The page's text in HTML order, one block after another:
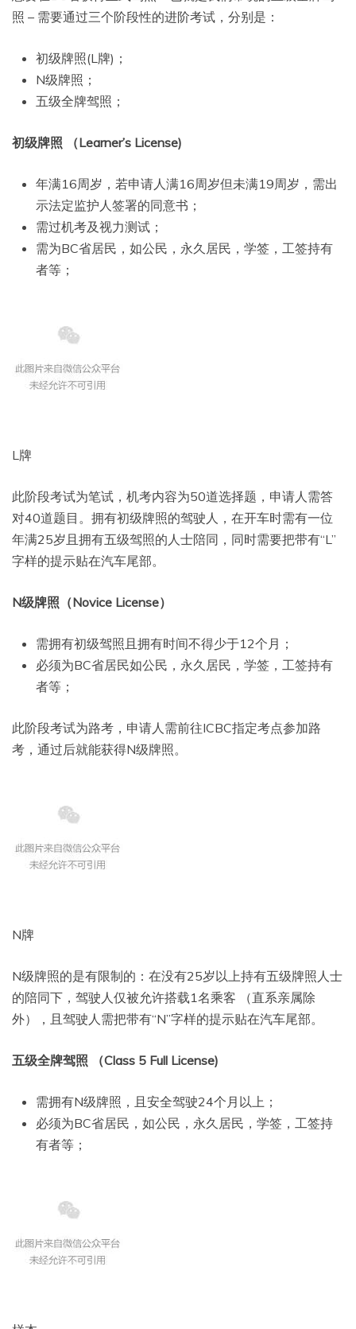
照 – 需要通过三个阶段性的进阶考试，分别是：
初级牌照(L牌)；
N级牌照；
五级全牌驾照；
初级牌照 （Learner’s License)
年满16周岁，若申请人满16周岁但未满19周岁，需出
示法定监护人签署的同意书；
需过机考及视力测试；
需为BC省居民，如公民，永久居民，学签，工签持有
者等；
L牌
此阶段考试为笔试，机考内容为50道选择题，申请人需答
对40道题目。拥有初级牌照的驾驶人，在开车时需有一位
年满25岁且拥有五级驾照的人士陪同，同时需要把带有“L”
字样的提示贴在汽车尾部。
N级牌照（Novice License）
需拥有初级驾照且拥有时间不得少于12个月；
必须为BC省居民如公民，永久居民，学签，工签持有
者等；
此阶段考试为路考，申请人需前往ICBC指定考点参加路
考，通过后就能获得N级牌照。
N牌
N级牌照的是有限制的：在没有25岁以上持有五级牌照人士
的陪同下，驾驶人仅被允许搭载1名乘客 （直系亲属除
外），且驾驶人需把带有“N”字样的提示贴在汽车尾部。
五级全牌驾照 （Class 5 Full License)
需拥有N级牌照，且安全驾驶24个月以上；
必须为BC省居民，如公民，永久居民，学签，工签持
有者等；